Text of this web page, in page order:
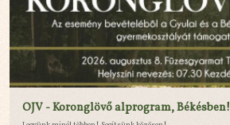
OJV - Koronglövő alprogram, Békésben!